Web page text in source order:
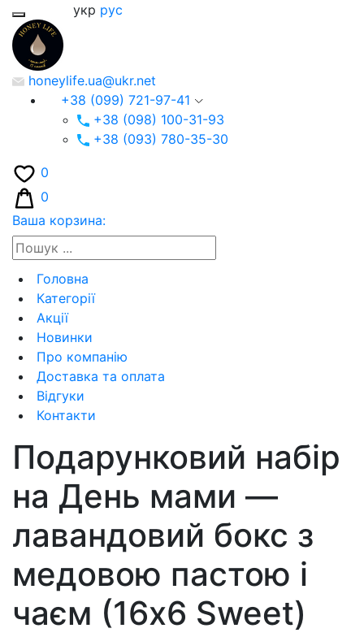
укр рус
honeylife.ua@ukr.net
+38 (099) 721-97-41
+38 (098) 100-31-93
+38 (093) 780-35-30
0
0
Ваша корзина:
Головна
Категорії
Акції
Новинки
Про компанію
Доставка та оплата
Відгуки
Контакти
Подарунковий набір
на День мами —
лавандовий бокс з
медовою пастою і
чаєм (16х6 Sweet)